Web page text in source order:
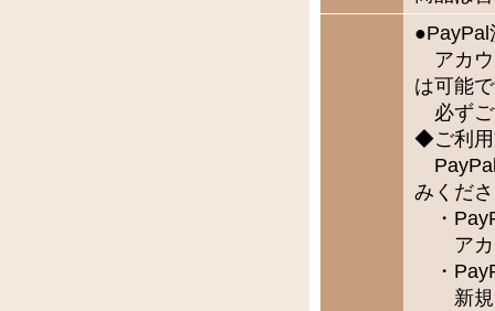
●PayPal
アカウ
は可能
必ずご
◆ご利
PayPal
みくだ
・
アカウ
・
新規で